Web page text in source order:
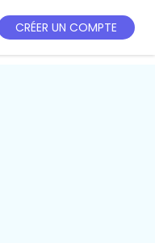
CRÉER UN COMPTE